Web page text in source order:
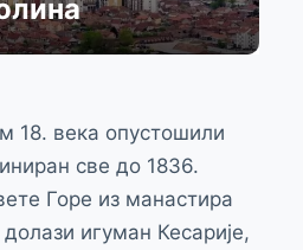
18. века опустошили
све до 1836.
Горе из манастира
игуман Кесарије,